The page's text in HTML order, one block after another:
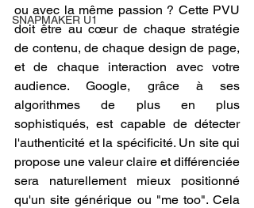
SNAPMAKER U1
ou avec la même passion ? Cette PVU
doit être au cœur de chaque stratégie
de contenu, de chaque design de page,
et de chaque interaction avec votre
audience. Google, grâce à ses
algorithmes de plus en plus
sophistiqués, est capable de détecter
l'authenticité et la spécificité. Un site qui
propose une valeur claire et différenciée
sera naturellement mieux positionné
qu'un site générique ou "me too". Cela